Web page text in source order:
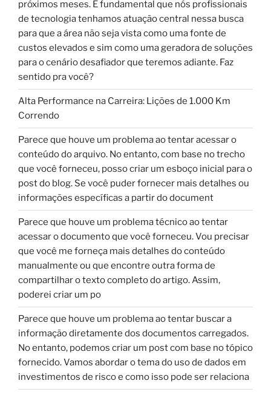
próximos meses. É fundamental que nós profissionais
de tecnologia tenhamos atuação central nessa busca
para que a área não seja vista como uma fonte de
custos elevados e sim como uma geradora de soluções
para o cenário desafiador que teremos adiante. Faz
sentido pra você?
Alta Performance na Carreira: Lições de 1.000 Km
Correndo
Parece que houve um problema ao tentar acessar o
conteúdo do arquivo. No entanto, com base no trecho
que você forneceu, posso criar um esboço inicial para o
post do blog. Se você puder fornecer mais detalhes ou
informações específicas a partir do document
Parece que houve um problema técnico ao tentar
acessar o documento que você forneceu. Vou precisar
que você me forneça mais detalhes do conteúdo
manualmente ou que encontre outra forma de
compartilhar o texto completo do artigo. Assim,
poderei criar um po
Parece que houve um problema ao tentar buscar a
informação diretamente dos documentos carregados.
No entanto, podemos criar um post com base no tópico
fornecido. Vamos abordar o tema do uso de dados em
investimentos de risco e como isso pode ser relaciona